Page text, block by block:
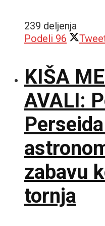
239 deljenja
Podeli 96
KIŠA
AVALI:
zabavu
tornja